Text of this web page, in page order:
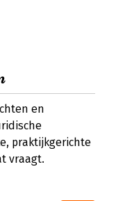
en
praktijkgerichte
vraagt.